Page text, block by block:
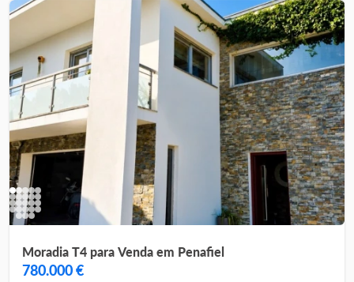
Moradia T4 para Venda em Penafiel
780.000 €